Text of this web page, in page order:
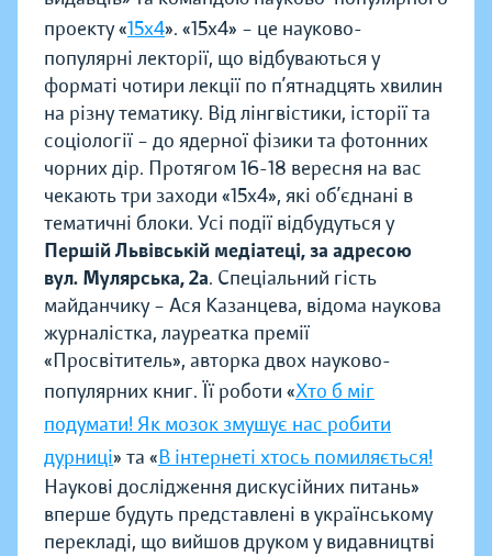
проекту «15х4». «15х4» – це науково-
популярні лекторії, що відбуваються у
форматі чотири лекції по п’ятнадцять хвилин
на різну тематику. Від лінгвістики, історії та
соціології – до ядерної фізики та фотонних
чорних дір. Протягом 16-18 вересня на вас
чекають три заходи «15х4», які об’єднані в
тематичні блоки. Усі події відбудуться у
Першій Львівській медіатеці, за адресою
вул. Мулярська, 2а. Спеціальний гість
майданчику – Ася Казанцева, відома наукова
журналістка, лауреатка премії
«Просвітитель», авторка двох науково-
популярних книг. Її роботи «Хто б міг
подумати! Як мозок змушує нас робити
дурниці» та «В інтернеті хтось помиляється!
Наукові дослідження дискусійних питань»
вперше будуть представлені в українському
перекладі, що вийшов друком у видавництві